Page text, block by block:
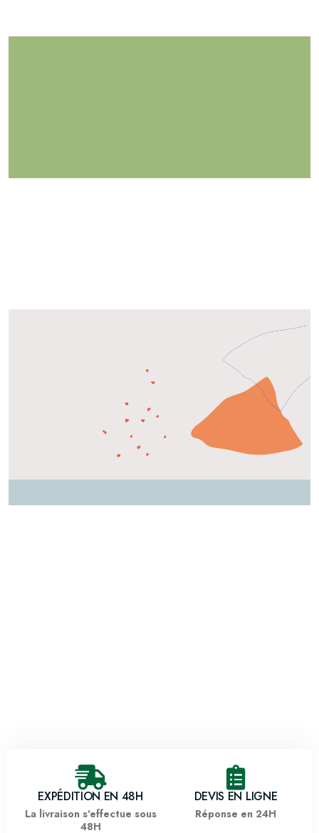
EXPÉDITION EN 48H
La livraison s'effectue sous
48H
DEVIS EN LIGNE
Réponse en 24H